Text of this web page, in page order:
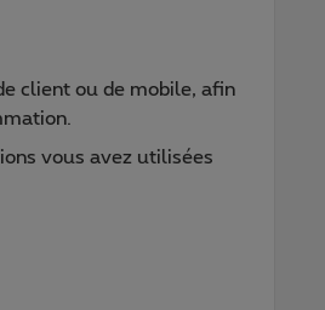
client ou de mobile, afin
vous avez utilisées